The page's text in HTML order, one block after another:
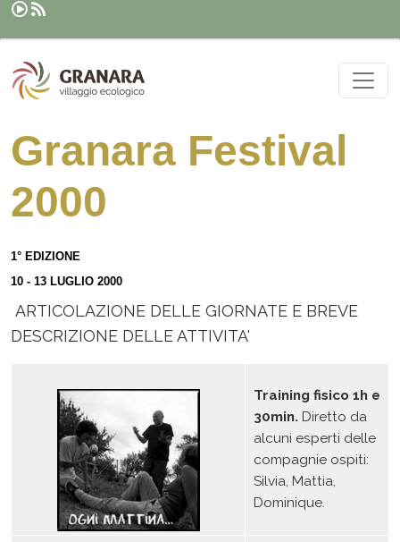
Skip to main content
Granara Festival
2000
1° EDIZIONE
10 - 13 LUGLIO 2000
ARTICOLAZIONE DELLE GIORNATE E BREVE
DESCRIZIONE DELLE ATTIVITA'
Training fisico 1h e
30min. Diretto da
alcuni esperti delle
compagnie ospiti:
Silvia, Mattia,
Dominique.